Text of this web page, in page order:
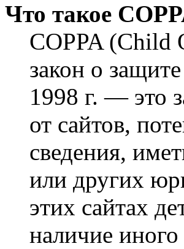
Что такое
COPPA (Child
закон о
1998 г. — это
от сайтов,
сведения,
или других
этих сайтах
наличие